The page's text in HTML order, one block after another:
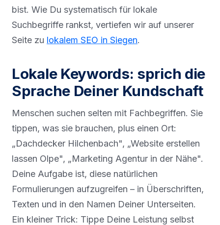
bist. Wie Du systematisch für lokale
Suchbegriffe rankst, vertiefen wir auf unserer
Seite zu lokalem SEO in Siegen.
Lokale Keywords: sprich die
Sprache Deiner Kundschaft
Menschen suchen selten mit Fachbegriffen. Sie
tippen, was sie brauchen, plus einen Ort:
„Dachdecker Hilchenbach", „Website erstellen
lassen Olpe", „Marketing Agentur in der Nähe".
Deine Aufgabe ist, diese natürlichen
Formulierungen aufzugreifen – in Überschriften,
Texten und in den Namen Deiner Unterseiten.
Ein kleiner Trick: Tippe Deine Leistung selbst